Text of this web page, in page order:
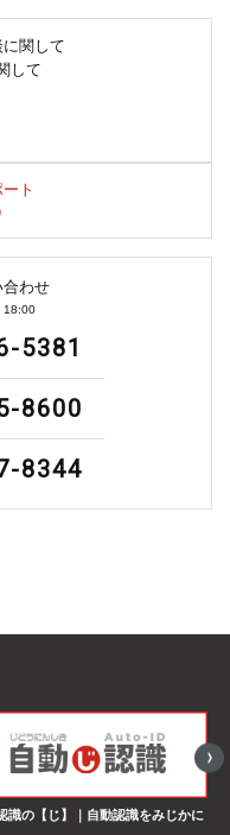
関して
して
ト
わせ
18:00
5381
8600
8344
識の【じ】｜自動認識をみじかに